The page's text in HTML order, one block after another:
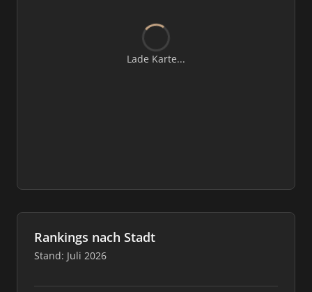
Lade Karte...
Rankings nach Stadt
Stand: Juli 2026